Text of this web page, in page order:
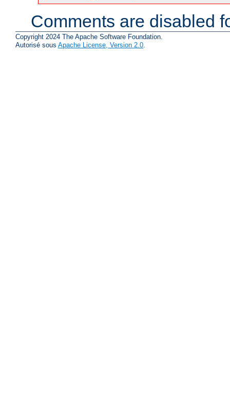
Comments are disabled
Copyright 2024 The Apache Software Foundation.
Autorisé sous Apache License, Version 2.0.